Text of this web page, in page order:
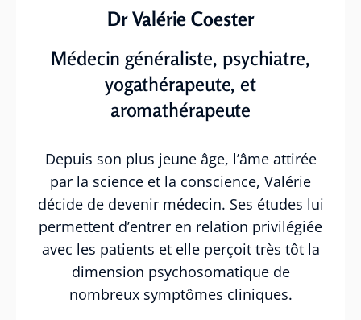
Dr Valérie Coester
Médecin généraliste, psychiatre,
yogathérapeute, et
aromathérapeute
Depuis son plus jeune âge, l’âme attirée
par la science et la conscience, Valérie
décide de devenir médecin. Ses études lui
permettent d’entrer en relation privilégiée
avec les patients et elle perçoit très tôt la
dimension psychosomatique de
nombreux symptômes cliniques.